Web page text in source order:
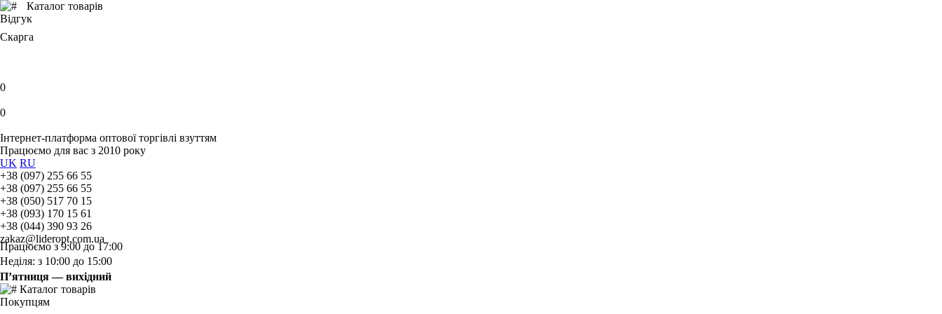
Каталог товарів
Відгук
Скарга
0
0
Інтернет-платформа оптової торгівлі взуттям
Працюємо для вас з 2010 року
UK RU
+38 (097) 255 66 55
+38 (097) 255 66 55
+38 (050) 517 70 15
+38 (093) 170 15 61
+38 (044) 390 93 26
zakaz@lideropt.com.ua
Працюємо з 9:00 до 17:00
Неділя: з 10:00 до 15:00
П’ятниця — вихідний
Каталог товарів
Покупцям